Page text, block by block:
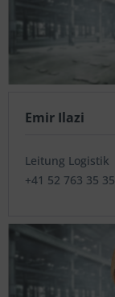
Emir Ilazi
Leitung Logistik
+41 52 763 35 35